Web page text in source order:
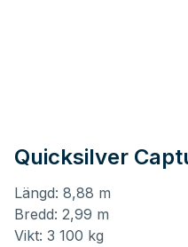
Quicksilver
Längd: 8,88 m
Bredd: 2,99 m
Vikt: 3 100 kg